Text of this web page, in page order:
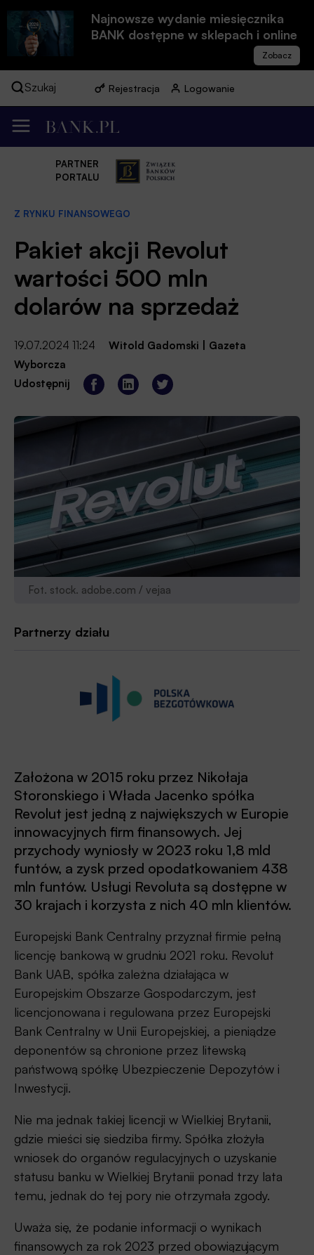
Najnowsze wydanie miesięcznika
BANK dostępne w sklepach i online
Szukaj Rejestracja Logowanie
PARTNER
PORTALU
Z RYNKU FINANSOWEGO
Pakiet akcji Revolut
wartości 500 mln
dolarów na sprzedaż
19.07.2024 11:24 Witold Gadomski
Gazeta
Wyborcza
Udostępnij
Fot. stock. adobe.com / vejaa
Partnerzy działu
Założona w 2015 roku przez Nikołaja
Storonskiego i Włada Jacenko spółka
Revolut jest jedną z największych w Europie
innowacyjnych firm finansowych. Jej
przychody wyniosły w 2023 roku 1,8 mld
funtów, a zysk przed opodatkowaniem 438
mln funtów. Usługi Revoluta są dostępne w
30 krajach i korzysta z nich 40 mln klientów.
Europejski Bank Centralny przyznał firmie pełną
licencję bankową w grudniu 2021 roku. Revolut
Bank UAB, spółka zależna działająca w
Europejskim Obszarze Gospodarczym, jest
licencjonowana i regulowana przez Europejski
Bank Centralny w Unii Europejskiej, a pieniądze
deponentów są chronione przez litewską
państwową spółkę Ubezpieczenie Depozytów i
Inwestycji.
Nie ma jednak takiej licencji w Wielkiej Brytanii,
gdzie mieści się siedziba firmy. Spółka złożyła
wniosek do organów regulacyjnych o uzyskanie
statusu banku w Wielkiej Brytanii ponad trzy lata
temu, jednak do tej pory nie otrzymała zgody.
Uważa się, że podanie informacji o wynikach
finansowych za rok 2023 przed obowiązującym